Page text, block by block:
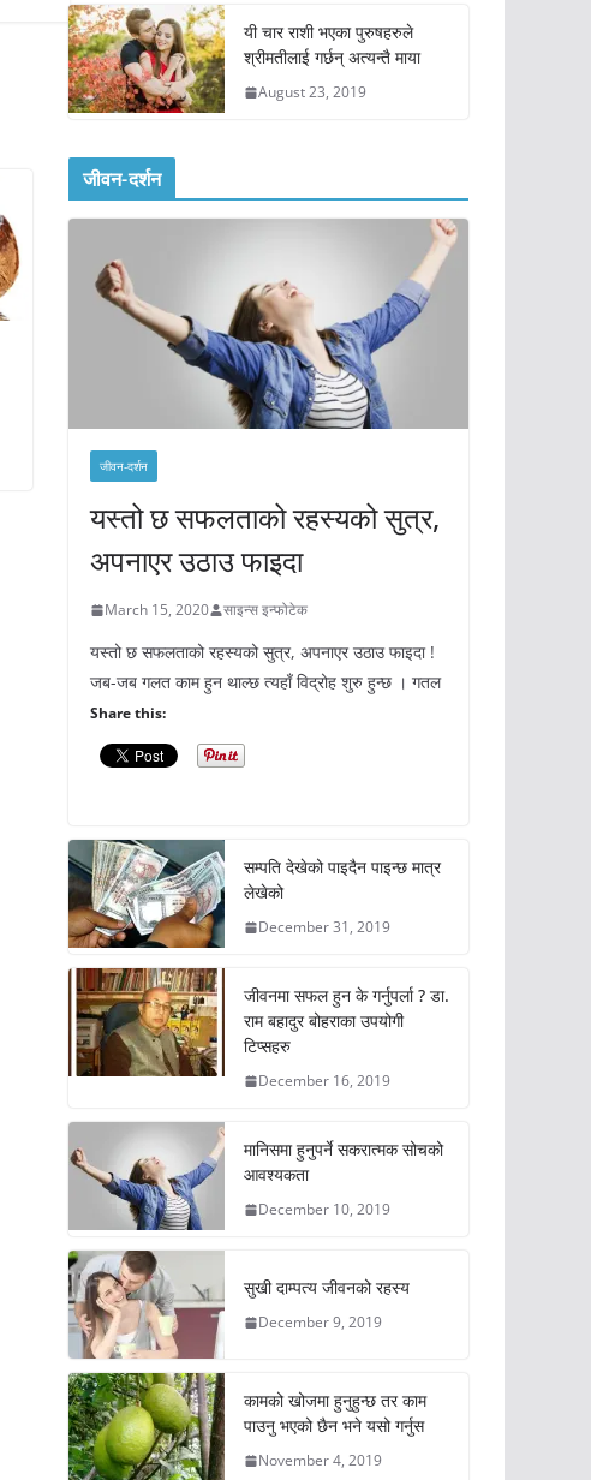
यी चार राशी भएका पुरुषहरुले
श्रीमतीलाई गर्छन् अत्यन्तै माया
August 23, 2019
जीवन-दर्शन
जीवन-दर्शन
यस्तो छ सफलताको रहस्यको सुत्र,
अपनाएर उठाउ फाइदा
March 15, 2020 साइन्स इन्फोटेक
यस्तो छ सफलताको रहस्यको सुत्र, अपनाएर उठाउ फाइदा !
जब-जब गलत काम हुन थाल्छ त्यहाँ विद्रोह शुरु हुन्छ । गतल
Share this:
सम्पति देखेको पाइदैन पाइन्छ मात्र
लेखेको
December 31, 2019
जीवनमा सफल हुन के गर्नुपर्ला ? डा.
राम बहादुर बोहराका उपयोगी
टिप्सहरु
December 16, 2019
मानिसमा हुनुपर्ने सकरात्मक सोचको
आवश्यकता
December 10, 2019
सुखी दाम्पत्य जीवनको रहस्य
December 9, 2019
कामको खोजमा हुनुहुन्छ तर काम
पाउनु भएको छैन भने यसो गर्नुस
November 4, 2019